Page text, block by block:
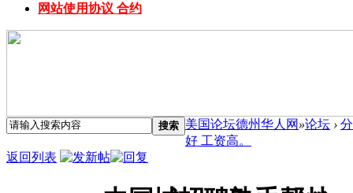
网站使用协议 合约
搜索 美国论坛德州华人网 »论坛 ›
好 工资高。
返回列表